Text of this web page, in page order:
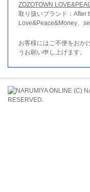
ZOZOTOWN
取り扱いブランド：After
Love&Peace&Money、
お客様にはご不便をおか
うお願い申し上げます。